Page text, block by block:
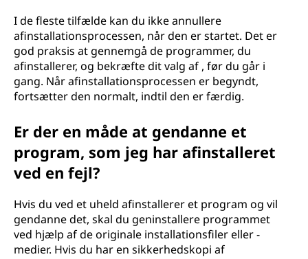
I de fleste tilfælde kan du ikke annullere
afinstallationsprocessen, når den er startet. Det er
god praksis at gennemgå de programmer, du
afinstallerer, og bekræfte dit valg af , før du går i
gang. Når afinstallationsprocessen er begyndt,
fortsætter den normalt, indtil den er færdig.
Er der en måde at gendanne et
program, som jeg har afinstalleret
ved en fejl?
Hvis du ved et uheld afinstallerer et program og vil
gendanne det, skal du geninstallere programmet
ved hjælp af de originale installationsfiler eller -
medier. Hvis du har en sikkerhedskopi af